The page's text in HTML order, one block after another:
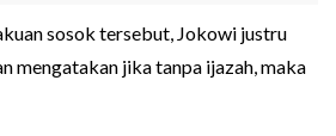
sosok tersebut, Jokowi justru
mengatakan jika tanpa ijazah, maka